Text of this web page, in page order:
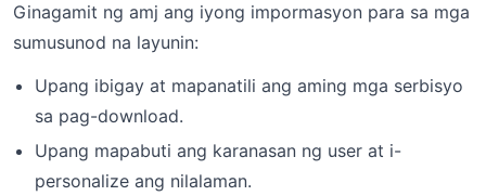
Ginagamit ng amj ang iyong impormasyon para sa mga
sumusunod na layunin:
Upang ibigay at mapanatili ang aming mga serbisyo
sa pag-download.
Upang mapabuti ang karanasan ng user at i-
personalize ang nilalaman.